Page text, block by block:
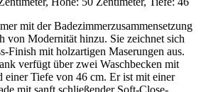
mit der Badezimmerzusammensetzung
von Modernität hinzu. Sie zeichnet sich
Finish mit holzartigen Maserungen aus.
verfügt über zwei Waschbecken mit
einer Tiefe von 46 cm. Er ist mit einer
mit sanft schließender Soft-Close-